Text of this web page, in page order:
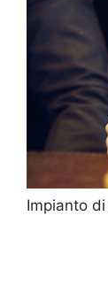
Impianto